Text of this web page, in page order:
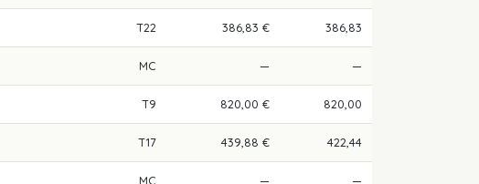
T22 386,83 € 386,83
MC — —
T9 820,00 € 820,00
T17 439,88 € 422,44
MC — —